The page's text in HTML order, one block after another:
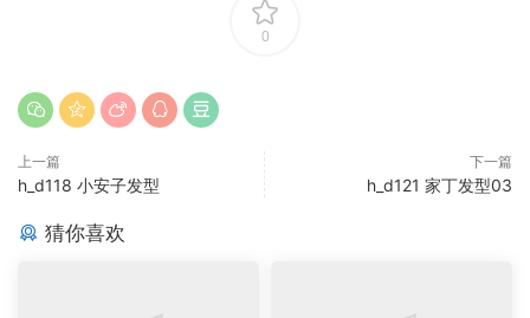
0
上一篇
h_d118 小安子发型
下一篇
h_d121 家丁发型03
猜你喜欢